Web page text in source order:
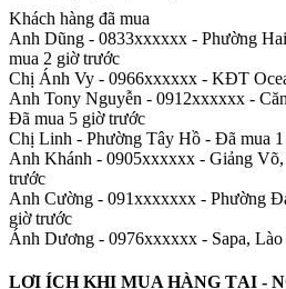
Khách hàng đã mua
Anh Dũng - 0833xxxxxx - Phường
mua 2 giờ trước
Chị Ánh Vy - 0966xxxxxx - KĐT
Anh Tony Nguyễn - 0912xxxxxx -
Đã mua 5 giờ trước
Chị Linh - Phường Tây Hồ - Đã mua
Anh Khánh - 0905xxxxxx - Giảng
trước
Anh Cường - 091xxxxxxx - Phường
giờ trước
Ánh Dương - 0976xxxxxx - Sapa,
LỢI ÍCH KHI MUA HÀNG TẠI -